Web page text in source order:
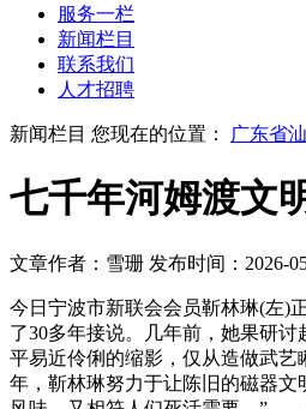
服务一栏
新闻栏目
联系我们
人才招聘
新闻栏目 您现在的位置： 广东省
七千年河姆渡文
文章作者：雪珊 发布时间：2026-
今日宁波市新联会会员靳林琳(
了30多年接说。几年前，她果研
平易近伶俐的缩影，仅从造做武
年，靳林琳努力于让陈旧的磁器